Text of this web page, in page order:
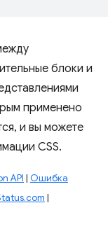
блоки и
применено
и вы можете
CSS.
API | Ошибка
|